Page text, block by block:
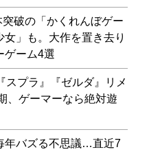
破の「かくれんぼゲー
女」も。大作を置き去り
ゲーム4選
スプラ』『ゼルダ』リメ
、ゲーマーなら絶対遊
年バズる不思議…直近7